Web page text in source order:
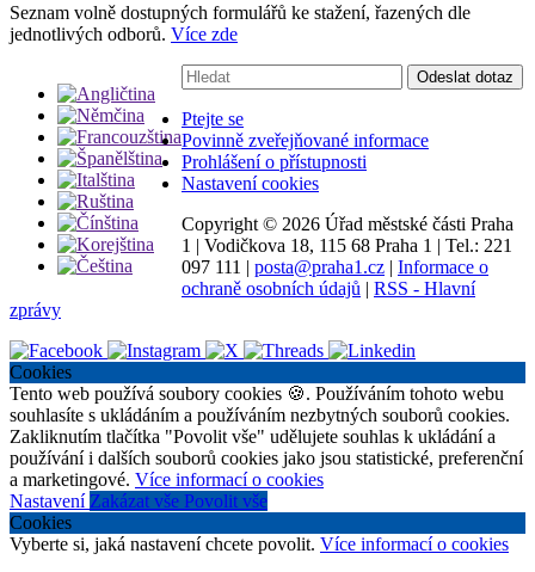
Seznam volně dostupných formulářů ke stažení, řazených dle
jednotlivých odborů. Více zde
Vyhledávání:
Odeslat dotaz
Ptejte se
Povinně zveřejňované informace
Prohlášení o přístupnosti
Nastavení cookies
Copyright © 2026 Úřad městské části Praha
1 | Vodičkova 18, 115 68 Praha 1 | Tel.: 221
097 111 | posta@praha1.cz | Informace o
ochraně osobních údajů | RSS - Hlavní
zprávy
Cookies
Tento web používá soubory cookies 🍪. Používáním tohoto webu
souhlasíte s ukládáním a používáním nezbytných souborů cookies.
Zakliknutím tlačítka "Povolit vše" udělujete souhlas k ukládání a
používání i dalších souborů cookies jako jsou statistické, preferenční
a marketingové. Více informací o cookies
Nastavení Zakázat vše Povolit vše
Cookies
Vyberte si, jaká nastavení chcete povolit. Více informací o cookies